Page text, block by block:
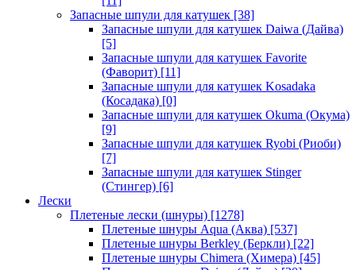
Запасные шпули для катушек [38]
Запасные шпули для катушек Daiwa (Дайва)
[5]
Запасные шпули для катушек Favorite
(Фаворит) [11]
Запасные шпули для катушек Kosadaka
(Косадака) [0]
Запасные шпули для катушек Okuma (Окума)
[9]
Запасные шпули для катушек Ryobi (Риоби)
[7]
Запасные шпули для катушек Stinger
(Стингер) [6]
Лески
Плетеные лески (шнуры) [1278]
Плетеные шнуры Aqua (Аква) [537]
Плетеные шнуры Berkley (Беркли) [22]
Плетеные шнуры Chimera (Химера) [45]